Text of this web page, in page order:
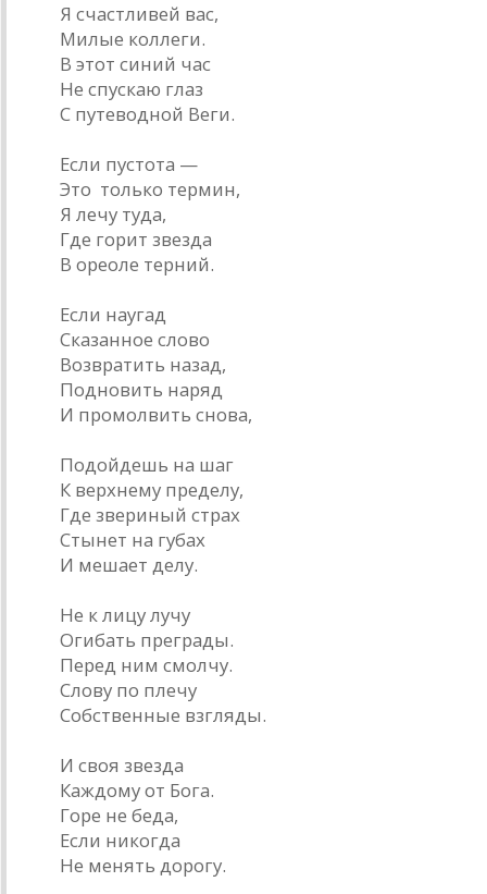
Я счастливей вас,
Милые коллеги.
В этот синий час
Не спускаю глаз
С путеводной Веги.
Если пустота —
Это только термин,
Я лечу туда,
Где горит звезда
В ореоле терний.
Если наугад
Сказанное слово
Возвратить назад,
Подновить наряд
И промолвить снова,
Подойдешь на шаг
К верхнему пределу,
Где звериный страх
Стынет на губах
И мешает делу.
Не к лицу лучу
Огибать преграды.
Перед ним смолчу.
Слову по плечу
Собственные взгляды.
И своя звезда
Каждому от Бога.
Горе не беда,
Если никогда
Не менять дорогу.